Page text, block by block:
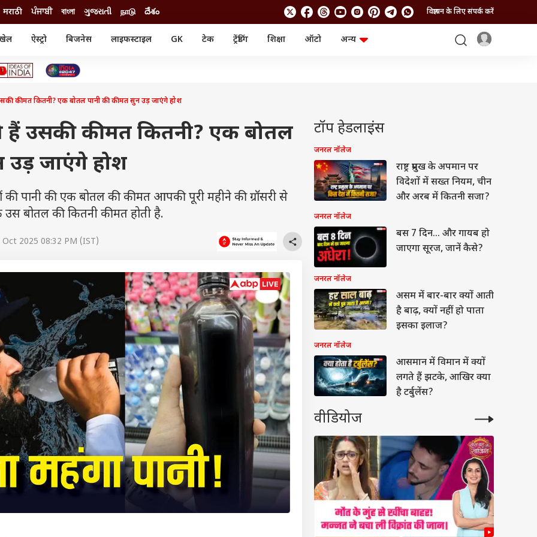
मराठी ਪੰਜਾਬੀ বাংলা ગુજરાતી நாடு దేశం विज्ञापन के लिए संपर्क करें
ऐस्ट्रो बिजनेस लाइफस्टाइल GK टेक ट्रेंडिंग शिक्षा ऑटो
अन्य
सिनेमा
आईपीओ
चैटजीपीटी
गैजेट
नौकरी
वेब स्टोरीज
यूटिलिटी न्यूज़
वीडियो
कीमत कितनी? एक बोतल पानी की कीमत सुन उड़ जाएंगे होश
हैं उसकी कीमत कितनी? एक बोतल
उड़ जाएंगे होश
पानी की एक बोतल की कीमत आपकी पूरी महीने की ग्रॉसरी से
बोतल की कितनी कीमत होती है.
2025 08:32 PM (IST)
टॉप हेडलाइंस
जनरल नॉलेज
राष्ट्र प्रमुख के अपमान पर
विदेशों में सख्त नियम, चीन
और अरब में कितनी सजा?
जनरल नॉलेज
बस 7 दिन... और गायब हो
जाएगा सूरज, जानें कैसे?
जनरल नॉलेज
असम में बार-बार क्यों आती
है बाढ़, क्यों नहीं हो पाता
इसका इलाज?
जनरल नॉलेज
आसमान में विमान में क्यों
लगते हैं झटके, आखिर क्या
है टर्बुलेंस?
वीडियोज
आर्टिकल्स टॉप रील्स